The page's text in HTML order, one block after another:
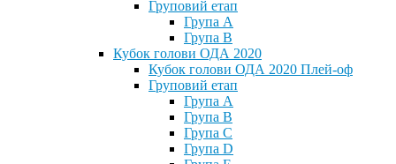
Груповий етап
Група А
Група В
Кубок голови ОДА 2020
Кубок голови ОДА 2020 Плей-оф
Груповий етап
Група A
Група B
Група C
Група D